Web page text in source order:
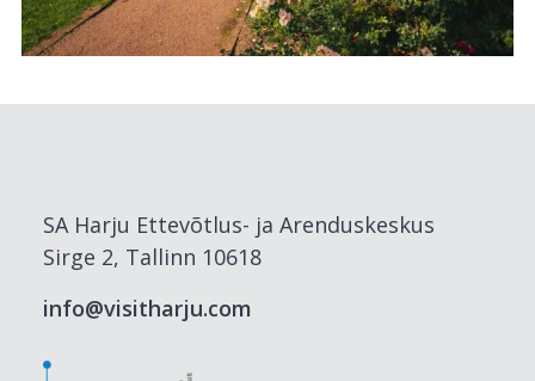
SA Harju Ettevõtlus- ja Arenduskeskus
Sirge 2, Tallinn 10618
info@visitharju.com